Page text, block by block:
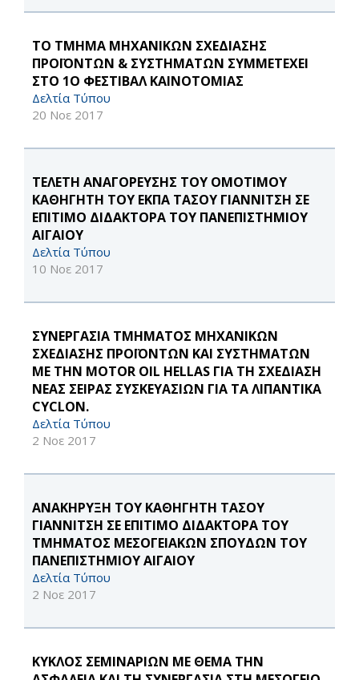
ΤΟ ΤΜΗΜΑ ΜΗΧΑΝΙΚΩΝ ΣΧΕΔΙΑΣΗΣ
ΠΡΟΪΟΝΤΩΝ & ΣΥΣΤΗΜΑΤΩΝ ΣΥΜΜΕΤΕΧΕΙ
ΣΤΟ 1Ο ΦΕΣΤΙΒΑΛ ΚΑΙΝΟΤΟΜΙΑΣ
Δελτία Τύπου
20 Νοε 2017
ΤΕΛΕΤΗ ΑΝΑΓΟΡΕΥΣΗΣ ΤΟΥ ΟΜΟΤΙΜΟΥ
ΚΑΘΗΓΗΤΗ ΤΟΥ ΕΚΠΑ ΤΑΣΟΥ ΓΙΑΝΝΙΤΣΗ ΣΕ
EΠΙΤΙΜΟ ΔΙΔΑΚΤΟΡΑ ΤΟΥ ΠΑΝΕΠΙΣΤΗΜΙΟΥ
ΑΙΓΑΙΟΥ
Δελτία Τύπου
10 Νοε 2017
ΣΥΝΕΡΓΑΣΙΑ ΤΜΗΜΑΤΟΣ ΜΗΧΑΝΙΚΩΝ
ΣΧΕΔΙΑΣΗΣ ΠΡΟΪΟΝΤΩΝ ΚΑΙ ΣΥΣΤΗΜΑΤΩΝ
ΜΕ ΤΗΝ MOTOR OIL HELLAS ΓΙΑ ΤΗ ΣΧΕΔΙΑΣΗ
ΝΕΑΣ ΣΕΙΡΑΣ ΣΥΣΚΕΥΑΣΙΩΝ ΓΙΑ ΤΑ ΛΙΠΑΝΤΙΚΑ
CYCLON.
Δελτία Τύπου
2 Νοε 2017
ΑΝΑΚΗΡΥΞΗ ΤΟΥ ΚΑΘΗΓΗΤΗ ΤΑΣΟΥ
ΓΙΑΝΝΙΤΣΗ ΣΕ ΕΠΙΤΙΜΟ ΔΙΔΑΚΤΟΡΑ ΤΟΥ
ΤΜΗΜΑΤΟΣ ΜΕΣΟΓΕΙΑΚΩΝ ΣΠΟΥΔΩΝ ΤΟΥ
ΠΑΝΕΠΙΣΤΗΜΙΟΥ ΑΙΓΑΙΟΥ
Δελτία Τύπου
2 Νοε 2017
ΚΥΚΛΟΣ ΣΕΜΙΝΑΡΙΩΝ ΜΕ ΘΕΜΑ ΤΗΝ